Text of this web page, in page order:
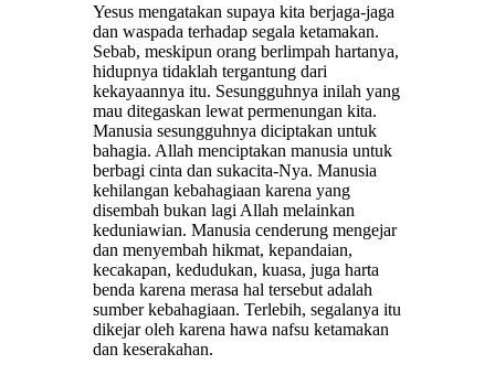
Yesus mengatakan supaya kita berjaga-jaga
dan waspada terhadap segala ketamakan.
Sebab, meskipun orang berlimpah hartanya,
hidupnya tidaklah tergantung dari
kekayaannya itu. Sesungguhnya inilah yang
mau ditegaskan lewat permenungan kita.
Manusia sesungguhnya diciptakan untuk
bahagia. Allah menciptakan manusia untuk
berbagi cinta dan sukacita-Nya. Manusia
kehilangan kebahagiaan karena yang
disembah bukan lagi Allah melainkan
keduniawian. Manusia cenderung mengejar
dan menyembah hikmat, kepandaian,
kecakapan, kedudukan, kuasa, juga harta
benda karena merasa hal tersebut adalah
sumber kebahagiaan. Terlebih, segalanya itu
dikejar oleh karena hawa nafsu ketamakan
dan keserakahan.